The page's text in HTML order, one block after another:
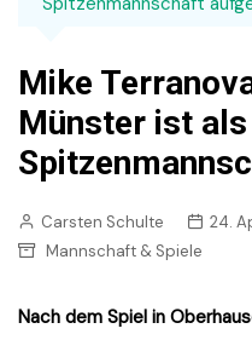
Mike
Münster ist als
Carsten Schulte 24.
Mannschaft & Spiele
Nach dem Spiel in